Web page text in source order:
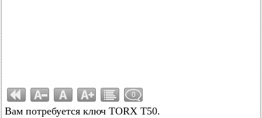
0
Вам потребуется ключ TORX Т50.